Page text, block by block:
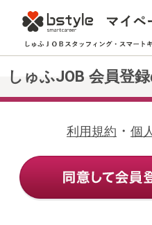
しゅふJOB 会員登録のご案内
登録するとこんなメリット